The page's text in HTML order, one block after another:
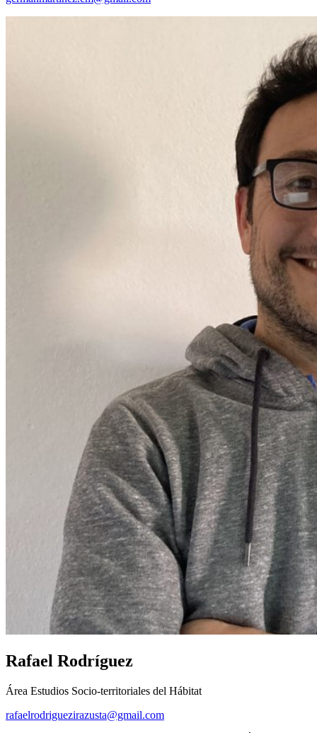
Rafael Rodríguez
Área Estudios Socio-territoriales del Hábitat
rafaelrodriguezirazusta@gmail.com